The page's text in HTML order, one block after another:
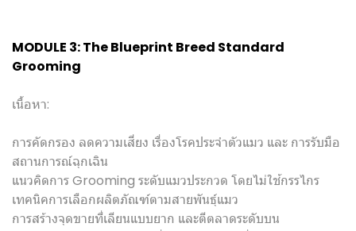
MODULE 3: The Blueprint Breed Standard
Grooming
เนื้อหา:
การคัดกรอง ลดความเสี่ยง เรื่องโรคประจำตัวแมว และ การรับมือ
สถานการณ์ฉุกเฉิน
แนวคิดการ Grooming ระดับแมวประกวด โดยไม่ใช้กรรไกร
เทคนิคการเลือกผลิตภัณฑ์ตามสายพันธุ์แมว
การสร้างจุดขายที่เลียนแบบยาก และตีตลาดระดับบน